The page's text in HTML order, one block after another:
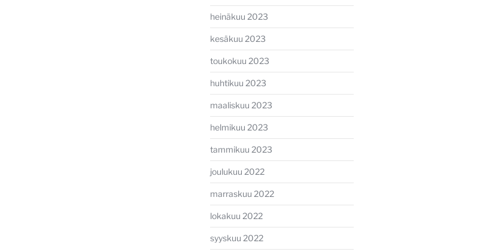
heinäkuu 2023
kesäkuu 2023
toukokuu 2023
huhtikuu 2023
maaliskuu 2023
helmikuu 2023
tammikuu 2023
joulukuu 2022
marraskuu 2022
lokakuu 2022
syyskuu 2022